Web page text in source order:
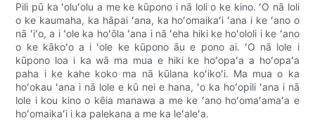
Pili pū ka ʻoluʻolu a me ke kūpono i nā loli o ke kino. ʻO nā loli
o ke kaumaha, ka hāpai ʻana, ka hoʻomaikaʻi ʻana i ke ʻano o
nā ʻiʻo, a i ʻole ka hoʻōla ʻana i nā ʻeha hiki ke hoʻololi i ke ʻano
o ke kākoʻo a i ʻole ke kūpono āu e pono ai. ʻO nā lole i
kūpono loa i ka wā ma mua e hiki ke hoʻopaʻa a hoʻopaʻa
paha i ke kahe koko ma nā kūlana koʻikoʻi. Ma mua o ka
hoʻokau ʻana i nā lole e kū nei e hana, ʻo ka hoʻopili ʻana i nā
lole i kou kino o kēia manawa a me ke ʻano hoʻomaʻamaʻa e
hoʻomaikaʻi i ka palekana a me ka leʻaleʻa.